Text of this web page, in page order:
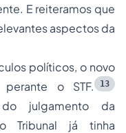
E reiteramos que
aspectos da
políticos, o novo
o STF.
13
julgamento da
Tribunal já tinha